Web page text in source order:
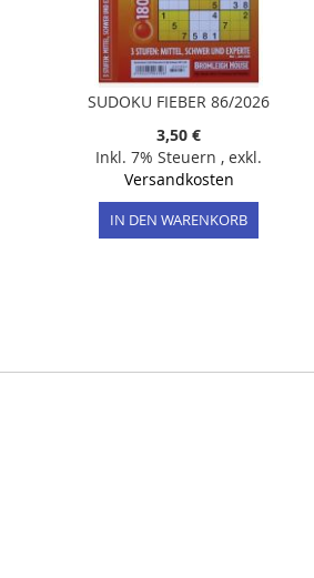
SUDOKU FIEBER 86/2026
3,50 €
Inkl. 7% Steuern , exkl.
Versandkosten
IN DEN WARENKORB